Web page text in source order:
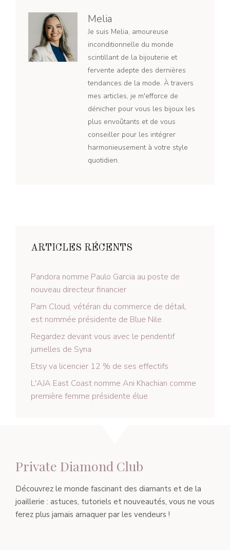
Melia
Je suis Melia, amoureuse
inconditionnelle du monde
scintillant de la bijouterie et
fervente adepte des dernières
tendances de la mode. À travers
mes articles, je m'efforce de
dénicher pour vous les bijoux les
plus envoûtants et de vous
conseiller pour les intégrer
harmonieusement à votre style
quotidien.
ARTICLES RÉCENTS
Pandora nomme Paulo Garcia au poste de
nouveau directeur financier
Pam Cloud, vétéran du commerce de détail,
est nommée présidente de Blue Nile
Regardez devant vous avec le pendentif
jumelles de Syna
Etsy va licencier 12 % de ses effectifs
L'AJA East Coast nomme Ani Khachian comme
première femme présidente élue
Private Diamond Club
Découvrez le monde fascinant des diamants et de la
joaillerie : astuces, tutoriels et nouveautés, vous ne vous
ferez plus jamais arnaquer par les vendeurs !